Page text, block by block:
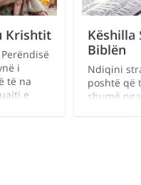
Krishtit
i
të na
e
shkak
Këshilla
Biblën
Ndiqini
poshtë që
shumë